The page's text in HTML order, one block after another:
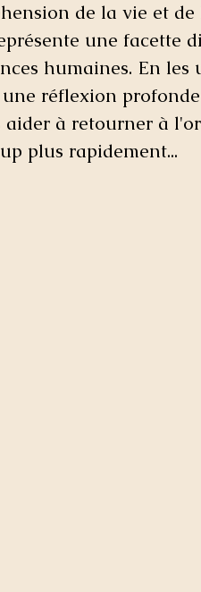
de la vie et
une facette
humaines. En
réflexion
aider à retourner à
plus rapidement...